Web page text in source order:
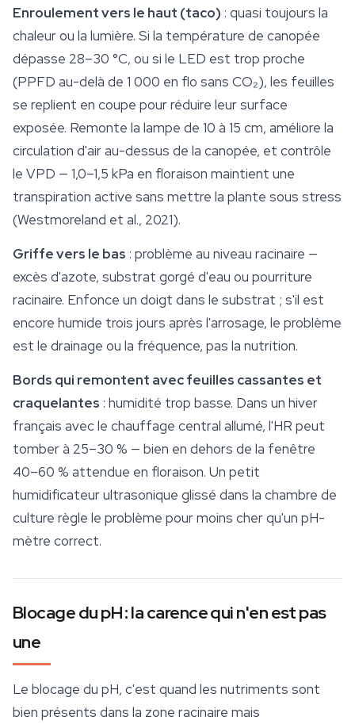
Enroulement vers le haut (taco) : quasi toujours la
chaleur ou la lumière. Si la température de canopée
dépasse 28–30 °C, ou si le LED est trop proche
(PPFD au-delà de 1 000 en flo sans CO₂), les feuilles
se replient en coupe pour réduire leur surface
exposée. Remonte la lampe de 10 à 15 cm, améliore la
circulation d'air au-dessus de la canopée, et contrôle
le VPD — 1,0–1,5 kPa en floraison maintient une
transpiration active sans mettre la plante sous stress
(Westmoreland et al., 2021).
Griffe vers le bas : problème au niveau racinaire —
excès d'azote, substrat gorgé d'eau ou pourriture
racinaire. Enfonce un doigt dans le substrat ; s'il est
encore humide trois jours après l'arrosage, le problème
est le drainage ou la fréquence, pas la nutrition.
Bords qui remontent avec feuilles cassantes et
craquelantes : humidité trop basse. Dans un hiver
français avec le chauffage central allumé, l'HR peut
tomber à 25–30 % — bien en dehors de la fenêtre
40–60 % attendue en floraison. Un petit
humidificateur ultrasonique glissé dans la chambre de
culture règle le problème pour moins cher qu'un pH-
mètre correct.
Blocage du pH : la carence qui n'en est pas
une
Le blocage du pH, c'est quand les nutriments sont
bien présents dans la zone racinaire mais